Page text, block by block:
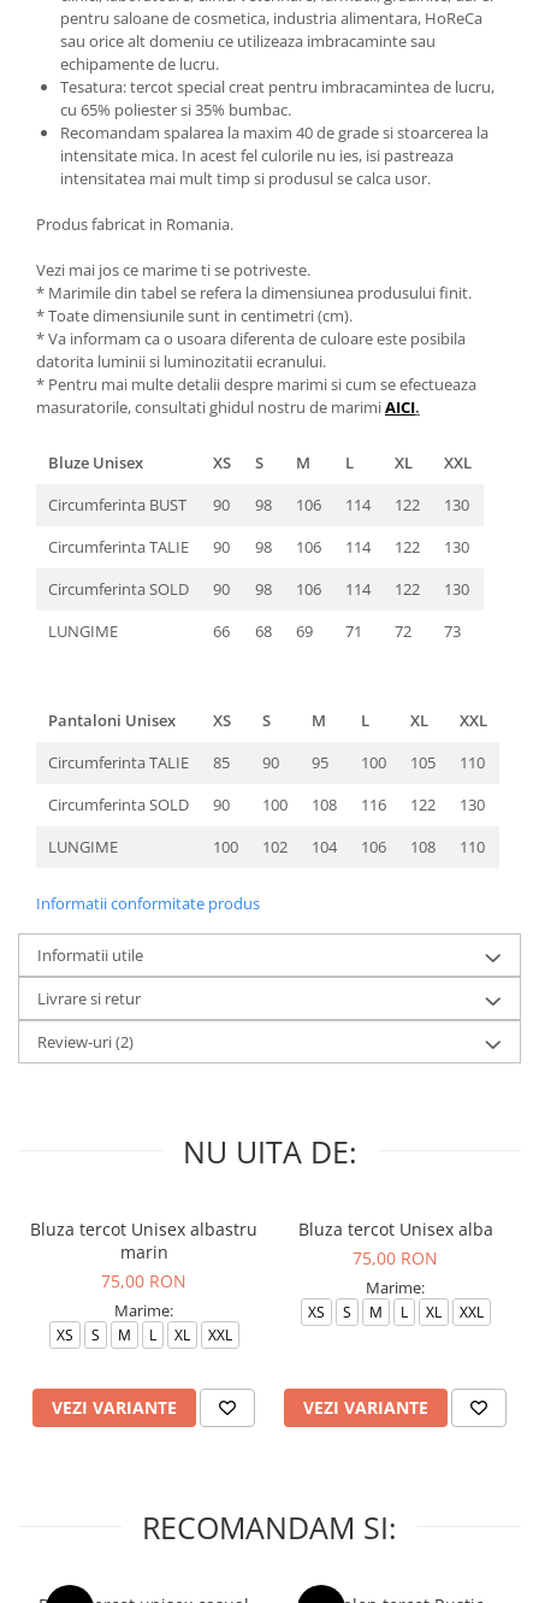
pentru saloane de cosmetica, industria alimentara, HoReCa
sau orice alt domeniu ce utilizeaza imbracaminte sau
echipamente de lucru.
Tesatura: tercot special creat pentru imbracamintea de lucru,
cu 65% poliester si 35% bumbac.
Recomandam spalarea la maxim 40 de grade si stoarcerea la
intensitate mica. In acest fel culorile nu ies, isi pastreaza
intensitatea mai mult timp si produsul se calca usor.
Produs fabricat in Romania.
Vezi mai jos ce marime ti se potriveste.
* Marimile din tabel se refera la dimensiunea produsului finit.
* Toate dimensiunile sunt in centimetri (cm).
* Va informam ca o usoara diferenta de culoare este posibila
datorita luminii si luminozitatii ecranului.
* Pentru mai multe detalii despre marimi si cum se efectueaza
masuratorile, consultati ghidul nostru de marimiAICI.
Bluze Unisex XS S M L XL
XXL
Circumferinta BUST
90 98 106 114 122
130
Circumferinta TALIE
90 98 106 114 122
130
Circumferinta SOLD
90 98 106 114 122
130
LUNGIME
66 68 69 71 72 73
Pantaloni Unisex XS S M L XL
XXL
Circumferinta TALIE
85 90 95 100 105
110
Circumferinta SOLD
90 100 108 116 122
130
LUNGIME
100 102 104 106 108 110
Informatii conformitate produs
Informatii utile
Livrare si retur
Review-uri(2)
NU UITA DE:
Bluza tercot Unisex albastru
marin
75,00 RON
Marime:
XS S M L XL XXL
VEZI VARIANTE
Bluza tercot Unisex alba
75,00 RON
Marime:
XS S M L XL XXL
VEZI VARIANTE
RECOMANDAM SI: